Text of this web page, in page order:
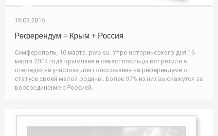
16.03.2016
Референдум = Крым + Россия
Симферополь, 16 марта. pwo.su. Утро исторического дня 16
марта 2014 года крымчане и севастопольцы встретили в
очередях на участках для голосования на референдуме о
статусе своей малой родины. Более 97% из них выскажутся за
воссоединение с Россией.